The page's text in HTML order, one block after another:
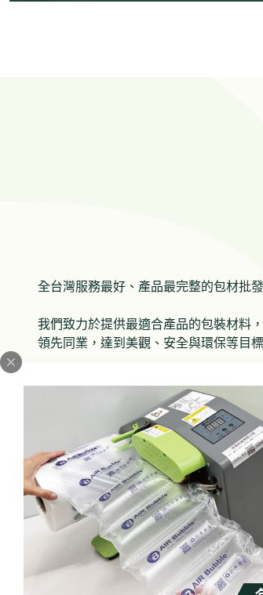
全台灣服務最好、產品最完整的包材批發
我們致力於提供最適合產品的包裝材料
領先同業，達到美觀、安全與環保等目標
此外，我們在用心製作包材產品的同時
皆是結合環保意識、使用可回收的原料
可替您的企業打造良好的包裝形象，同